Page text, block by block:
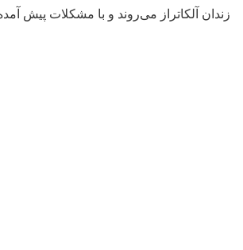
زندان آلکاتراز می‌روند و با مشکلات پیش